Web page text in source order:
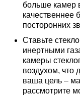
больше камер
качественнее
посторонних
Ставьте
инертными
камеры
воздухом, что
ваша цель –
рассмотрите